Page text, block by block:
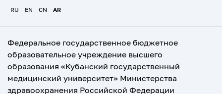
RU EN CN AR
Федеральное государственное бюджетное
образовательное учреждение высшего
образования «Кубанский государственный
медицинский университет» Министерства
здравоохранения Российской Федерации